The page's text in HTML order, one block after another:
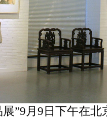
”9月9日下午在北